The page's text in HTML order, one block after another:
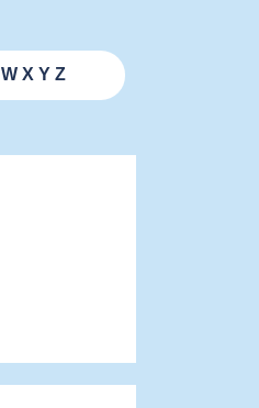
W X Y Z